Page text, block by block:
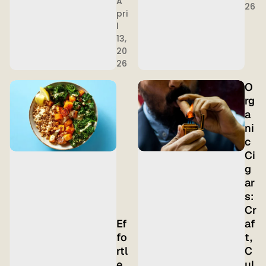
pri
l
13,
20
26
26
Ef
fo
rtl
O
rg
a
ni
c
Ci
g
ar
s:
Cr
af
t,
C